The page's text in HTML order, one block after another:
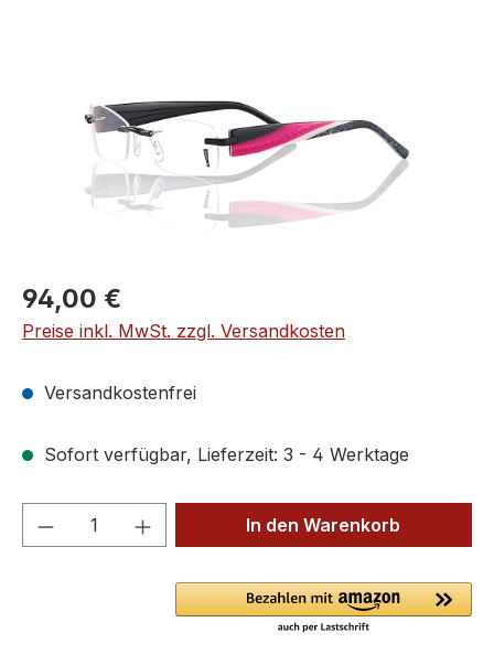
Regulärer Preis:
94,00 €
Preise inkl. MwSt. zzgl. Versandkosten
Versandkostenfrei
Sofort verfügbar, Lieferzeit: 3 - 4 Werktage
Produkt Anzahl: Gib denIn den Warenkorb